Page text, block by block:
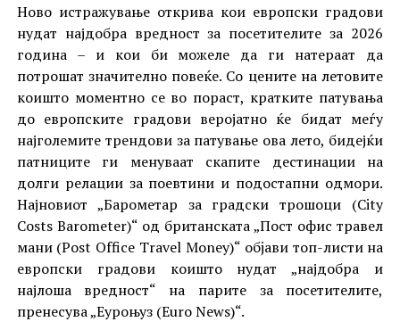
Ново истражување открива кои европски градови
нудат најдобра вредност за посетителите за 2026
година – и кои би можеле да ги натераат да
потрошат значително повеќе. Со цените на летовите
коишто моментно се во пораст, кратките патувања
до европските градови веројатно ќе бидат меѓу
најголемите трендови за патување ова лето, бидејќи
патниците ги менуваат скапите дестинации на
долги релации за поевтини и подостапни одмори.
Најновиот „Барометар за градски трошоци (City
Costs Barometer)“ од британската „Пост офис травел
мани (Post Office Travel Money)“ oбjaви топ-листи на
европски градови коишто нудат „најдобра и
најлоша вредност“ на парите за посетителите,
пренесува „Еуроњуз (Euro News)“.